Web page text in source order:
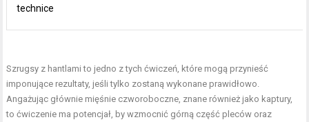
technice
Szrugsy z hantlami to jedno z tych ćwiczeń, które mogą przynieść
imponujące rezultaty, jeśli tylko zostaną wykonane prawidłowo.
Angażując głównie mięśnie czworoboczne, znane również jako kaptury,
to ćwiczenie ma potencjał, by wzmocnić górną część pleców oraz